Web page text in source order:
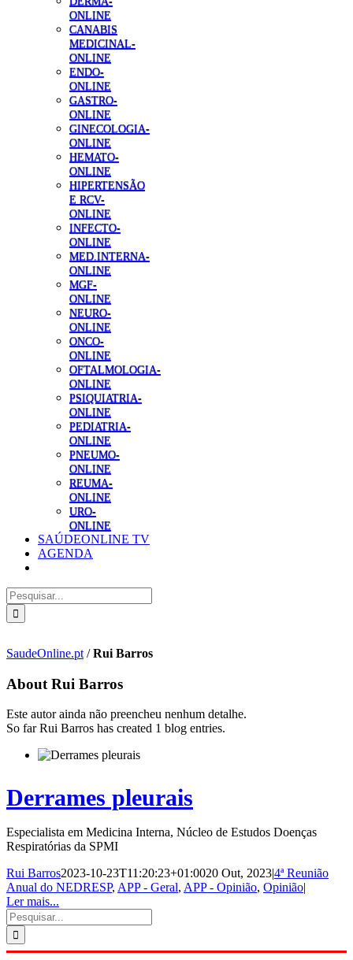
ONLINE
CANABIS
MEDICINAL-
ONLINE
ENDO-
ONLINE
GASTRO-
ONLINE
GINECOLOGIA-
ONLINE
HEMATO-
ONLINE
HIPERTENSÃO
E RCV-
ONLINE
INFECTO-
ONLINE
MED.INTERNA-
ONLINE
MGF-
ONLINE
NEURO-
ONLINE
ONCO-
ONLINE
OFTALMOLOGIA-
ONLINE
PSIQUIATRIA-
ONLINE
PEDIATRIA-
ONLINE
PNEUMO-
ONLINE
REUMA-
ONLINE
URO-
ONLINE
SAÚDEONLINE TV
AGENDA
Pesquisar
SaudeOnline.pt /Rui Barros
About Rui Barros
Este autor ainda não preencheu nenhum detalhe.
So far Rui Barros has created 1 blog entries.
Derrames pleurais
Especialista em Medicina Interna, Núcleo de Estudos Doenças
Respiratórias da SPMI
Rui Barros2023-10-23T11:20:23+01:0020 Out, 2023|4ª Reunião
Anual do NEDRESP, APP - Geral, APP - Opinião, Opinião|
Ler mais...
Pesquisar